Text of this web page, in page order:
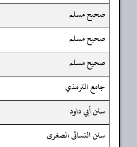
صحيح مسلم
صحيح مسلم
صحيح مسلم
جامع الترمذي
سنن أبي داود
سنن النسائى الصغرى